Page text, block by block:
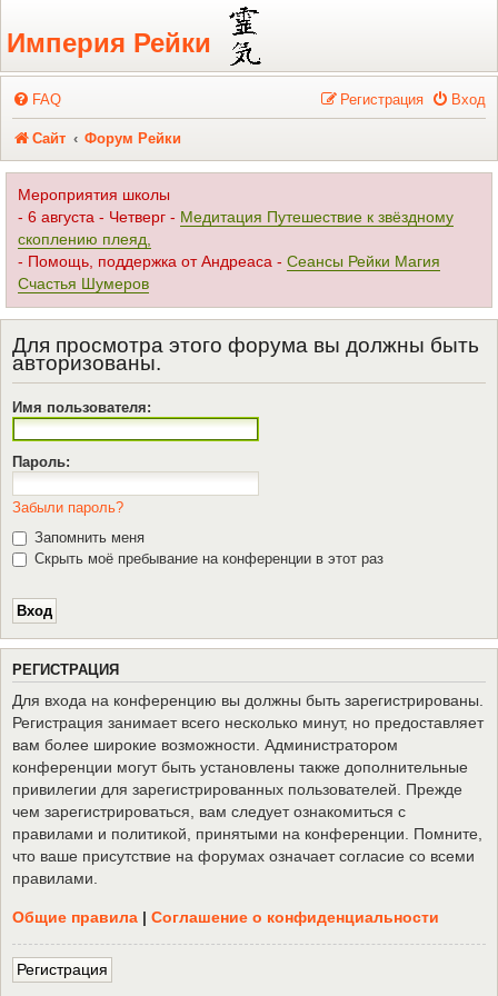
Регистрация
Империя Рейки
FAQ Вход
Регистрация
Сайт Форум Рейки
Мероприятия школы
- 6 августа - Четверг - Медитация Путешествие к звёздному
скоплению плеяд,
- Помощь, поддержка от Андреаса - Сеансы Рейки Магия
Счастья Шумеров
Для просмотра этого форума вы должны быть
авторизованы.
Имя пользователя:
Пароль:
Забыли пароль?
Запомнить меня
Скрыть моё пребывание на конференции в этот раз
РЕГИСТРАЦИЯ
Для входа на конференцию вы должны быть зарегистрированы.
Регистрация занимает всего несколько минут, но предоставляет
вам более широкие возможности. Администратором
конференции могут быть установлены также дополнительные
привилегии для зарегистрированных пользователей. Прежде
чем зарегистрироваться, вам следует ознакомиться с
правилами и политикой, принятыми на конференции. Помните,
что ваше присутствие на форумах означает согласие со всеми
правилами.
Общие правила | Соглашение о конфиденциальности
Регистрация